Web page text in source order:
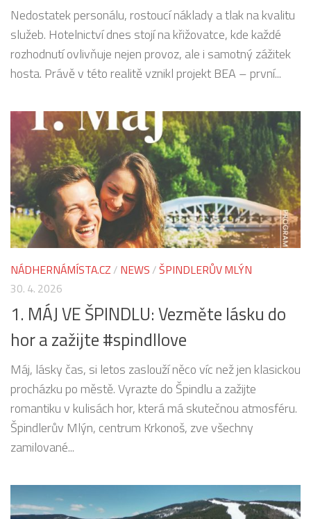
Nedostatek personálu, rostoucí náklady a tlak na kvalitu
služeb. Hotelnictví dnes stojí na křižovatce, kde každé
rozhodnutí ovlivňuje nejen provoz, ale i samotný zážitek
hosta. Právě v této realitě vznikl projekt BEA – první...
NÁDHERNÁMÍSTA.CZ / NEWS /ŠPINDLERŮV MLÝN
30. 4. 2026
1. MÁJ VE ŠPINDLU: Vezměte lásku do
hor a zažijte #spindllove
Máj, lásky čas, si letos zaslouží něco víc než jen klasickou
procházku po městě. Vyrazte do Špindlu a zažijte
romantiku v kulisách hor, která má skutečnou atmosféru.
Špindlerův Mlýn, centrum Krkonoš, zve všechny
zamilované...